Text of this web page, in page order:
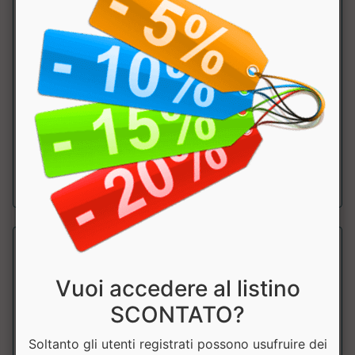
Vitamina B12
Why Nature
Integratore alimentare a base di Vitamina B12. Alto
dosaggio. Metabolismo energetico. Prod...
a partire da € 17.91
sconto 10%
Vuoi accedere al listino
SCONTATO?
Soltanto gli utenti registrati possono usufruire dei